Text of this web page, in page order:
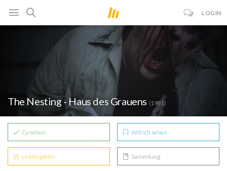
LOGIN
The Nesting - Haus des Grauens (1981)
Gesehen Will ich sehen
Lieblingsfilm Sammlung